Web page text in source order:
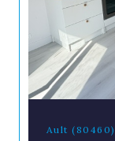
Ault (80460)